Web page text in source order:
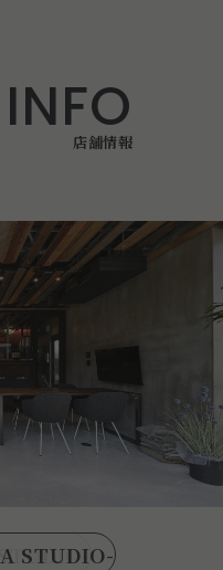
INFO
店舗情報
STUDIO-